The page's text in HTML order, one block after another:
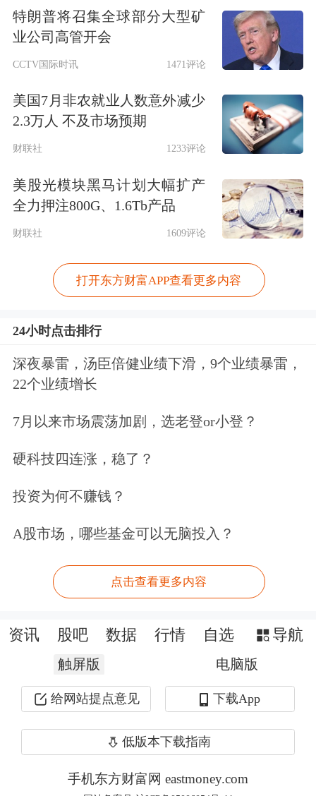
注业绩和估值的风格仍会持续，并且这
可能是贯穿全年的重要思路。
事实上，市场追捧的“漂亮50”估值大幅
提升后，近期市场的表现已经相对均
衡，行业轮动较快。吕越超表示，未来
一段时间价值股中基本面持续超预期并
且估值合理的标的，仍将具备持续超额
收益的机会，同时成长股经过前期的持
续调整，部分优质个股已经逐步具备投
资价值。
重仓布局“重新定义汽车”领域
就投资布局而言，吕越超表示看好当前
机会。
从2012年开始，以iphone4为代表的一
批智能手机重新定义了手机的内涵，智
能手机大发展的浪潮引发了电子元器
件、软件、传媒和互联网等行业产业和
站在当前时点，吕越超认为，以特斯拉
为代表的一批新车型或将引发一场“重
化、智能化和互联网化可能是不可阻挡
的产业趋势，围绕上述产业趋势的投资
特朗普将召集全球部分大型矿
业公司高管开会
CCTV国际时讯 1471评论
美国7月非农就业人数意外减少
2.3万人 不及市场预期
财联社 1233评论
美股光模块黑马计划大幅扩产
全力押注800G、1.6Tb产品
财联社 1609评论
打开东方财富APP查看更多内容
24小时点击排行
深夜暴雷，汤臣倍健业绩下滑，9个业绩暴雷，
22个业绩增长
7月以来市场震荡加剧，选老登or小登？
硬科技四连涨，稳了？
投资为何不赚钱？
A股市场，哪些基金可以无脑投入？
点击查看更多内容
资讯 股吧 数据 行情 自选 导航
触屏版 电脑版
给网站提点意见 下载App
低版本下载指南
手机东方财富网 eastmoney.com